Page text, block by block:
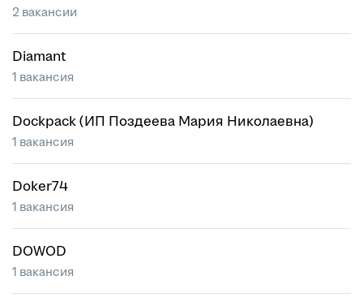
2 вакансии
Diamant
1 вакансия
Dockpack (ИП Поздеева Мария Николаевна)
1 вакансия
Doker74
1 вакансия
DOWOD
1 вакансия